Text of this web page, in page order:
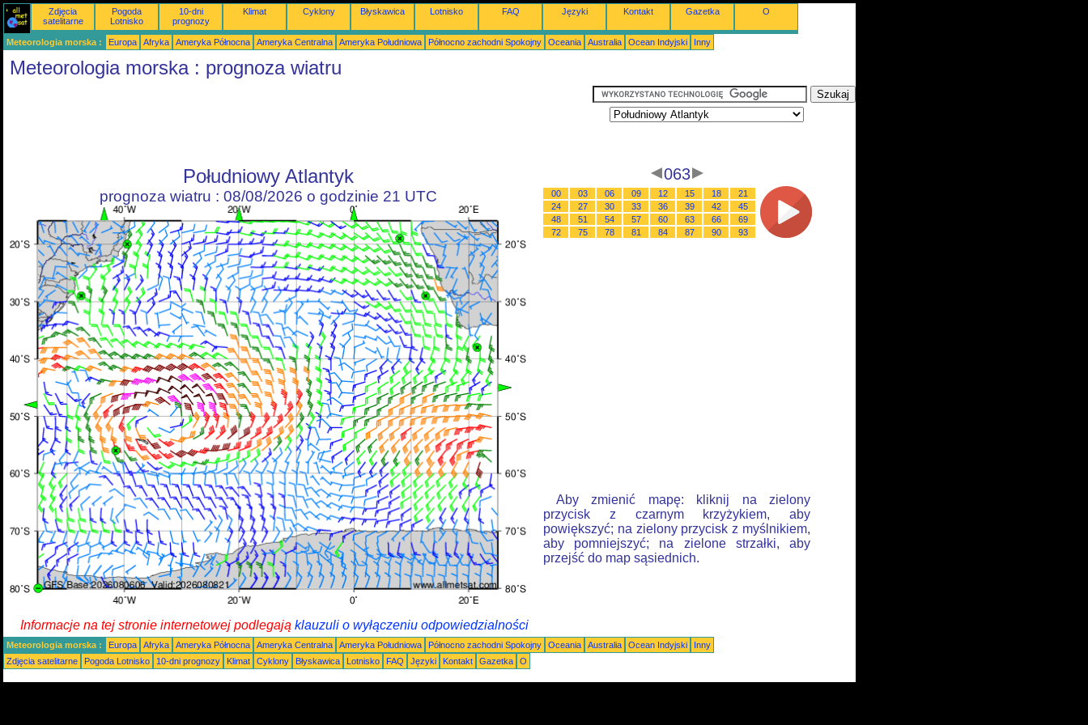
Zdjęcia
satelitarne
Pogoda
Lotnisko
10-dni
prognozy
Klimat Cyklony Błyskawica Lotnisko FAQ Języki Kontakt Gazetka O
Meteorologia morska : Europa Afryka Ameryka Północna Ameryka Centralna Ameryka Południowa Północno zachodni Spokojny Oceania Australia Ocean Indyjski Inny
Meteorologia morska : prognoza wiatru
Południowy Atlantyk
prognoza wiatru : 08/08/2026 o godzinie 21 UTC
063
00 03 06 09 12 15 18
21
24
27 30 33 36 39 42
45
48
51 54 57 60 63 66
69
72
75 78 81 84 87 90 93
Aby zmienić mapę: kliknij na zielony
przycisk z czarnym krzyżykiem, aby
powiększyć; na zielony przycisk z myślnikiem,
aby pomniejszyć; na zielone strzałki, aby
przejść do map sąsiednich.
Informacje na tej stronie internetowej podlegają klauzuli o wyłączeniu odpowiedzialności
Meteorologia morska : Europa Afryka Ameryka Północna Ameryka Centralna Ameryka Południowa Północno zachodni Spokojny Oceania Australia Ocean Indyjski
Inny
Zdjęcia satelitarne
Pogoda Lotnisko 10-dni prognozy Klimat Cyklony Błyskawica Lotnisko FAQ Języki Kontakt Gazetka O